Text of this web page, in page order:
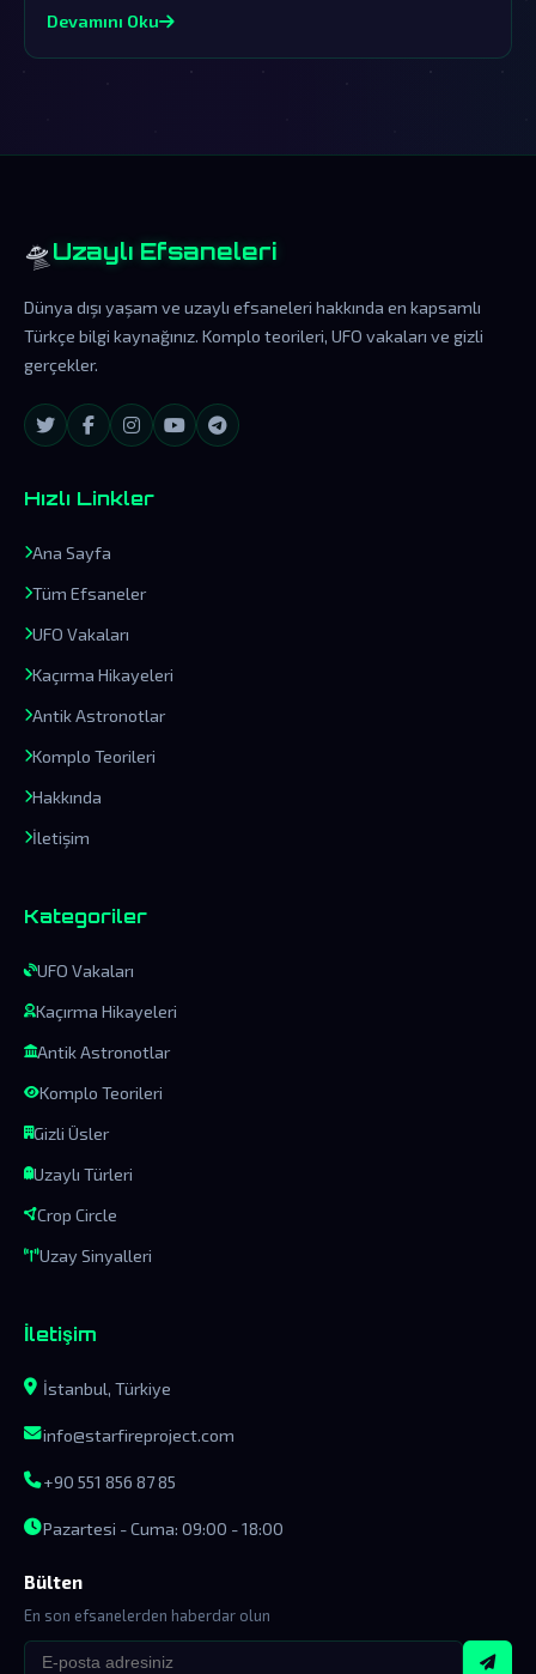
kanıtı olduğuna dair şüpheleri derinleştiriyor.
Devamını Oku
🛸 Uzaylı Efsaneleri
Dünya dışı yaşam ve uzaylı efsaneleri hakkında en kapsamlı
Türkçe bilgi kaynağınız. Komplo teorileri, UFO vakaları ve gizli
gerçekler.
Hızlı Linkler
Ana Sayfa
Tüm Efsaneler
UFO Vakaları
Kaçırma Hikayeleri
Antik Astronotlar
Komplo Teorileri
Hakkında
İletişim
Kategoriler
UFO Vakaları
Kaçırma Hikayeleri
Antik Astronotlar
Komplo Teorileri
Gizli Üsler
Uzaylı Türleri
Crop Circle
Uzay Sinyalleri
İletişim
İstanbul, Türkiye
info@starfireproject.com
+90 551 856 87 85
Pazartesi - Cuma: 09:00 - 18:00
Bülten
En son efsanelerden haberdar olun